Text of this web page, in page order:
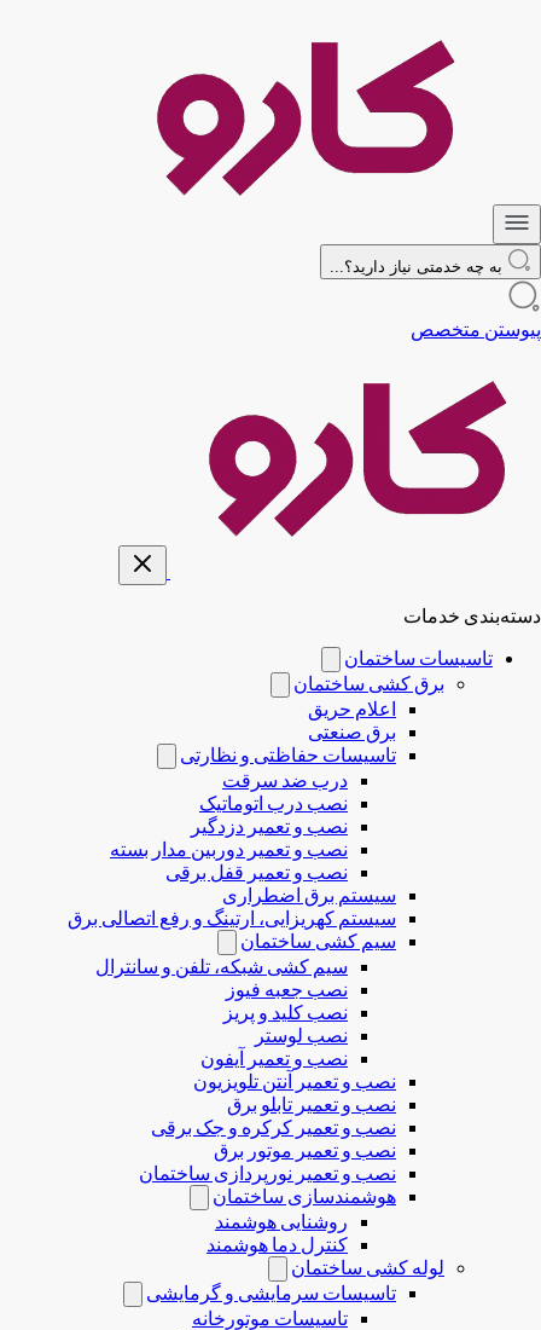
به چه خدمتی نیاز دارید؟...
پیوستن متخصص
دسته‌بندی خدمات
تاسیسات ساختمان
برق کشی ساختمان
اعلام حریق
برق صنعتی
تاسیسات حفاظتی و نظارتی
درب ضد سرقت
نصب درب‌ اتوماتیک
نصب و تعمیر دزدگیر
نصب و تعمیر دوربین مدار بسته
نصب و تعمیر قفل برقی
سیستم برق اضطراری
سیستم کهریزایی، ارتینگ و رفع اتصالی برق
سیم کشی ساختمان
سیم کشی شبکه، تلفن و سانترال
نصب جعبه فیوز
نصب کلید و پریز
نصب لوستر
نصب و تعمیر آیفون
نصب و تعمیر آنتن تلویزیون
نصب و تعمیر تابلو برق
نصب و تعمیر کرکره و جک برقی
نصب و تعمیر موتور برق
نصب و تعمیر نورپردازی ساختمان
هوشمندسازی ساختمان
روشنایی هوشمند
کنترل دما هوشمند
لوله کشی ساختمان
تاسیسات سرمایشی و گرمایشی
تاسیسات موتورخانه